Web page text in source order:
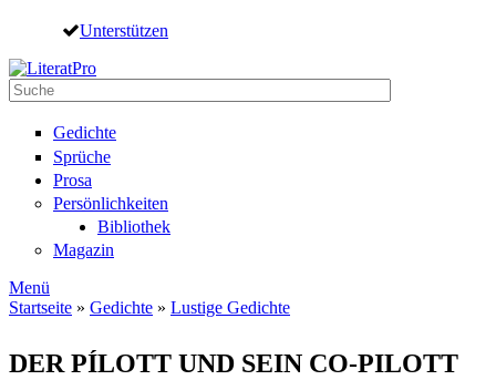
Direkt zum Inhalt
Unterstützen
Suche
Gedichte
Sprüche
Prosa
Persönlichkeiten
Bibliothek
Magazin
Menü
Startseite » Gedichte » Lustige Gedichte
DER PÍLOTT UND SEIN CO-PILOTT